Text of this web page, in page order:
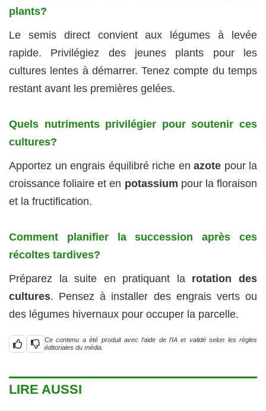
plants?
Le semis direct convient aux légumes à levée
rapide. Privilégiez des jeunes plants pour les
cultures lentes à démarrer. Tenez compte du temps
restant avant les premières gelées.
Quels nutriments privilégier pour soutenir ces
cultures?
Apportez un engrais équilibré riche en azote pour la
croissance foliaire et en potassium pour la floraison
et la fructification.
Comment planifier la succession après ces
récoltes tardives?
Préparez la suite en pratiquant la rotation des
cultures. Pensez à installer des engrais verts ou
des légumes hivernaux pour occuper la parcelle.
Ce contenu a été produit avec l’aide de l’IA et validé selon les règles
éditoriales du média.
LIRE AUSSI